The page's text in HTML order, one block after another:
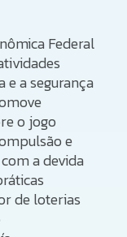
Federal
e a segurança
o jogo
e
a devida
de loterias